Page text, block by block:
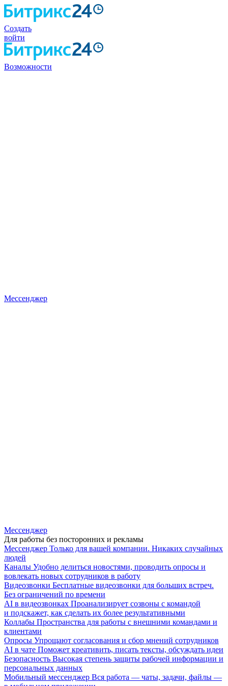
Создать
войти
Возможности
Мессенджер
Мессенджер
Для работы без посторонних и рекламы
Мессенджер Только для вашей компании. Никаких случайных
людей
Каналы Удобно делиться новостями, проводить опросы и
вовлекать новых сотрудников в работу
Видеозвонки Бесплатные видеозвонки для больших встреч.
Без ограничений по времени
AI в видеозвонках Проанализирует созвоны с командой
и подскажет, как сделать их более результативными
Коллабы Пространства для работы с внешними командами и
клиентами
Опросы Упрощают согласования и сбор мнений сотрудников
AI в чате Поможет креативить, писать тексты, обсуждать идеи
Безопасность Высокая степень защиты рабочей информации и
персональных данных
Мобильный мессенджер Вся работа — чаты, задачи, файлы —